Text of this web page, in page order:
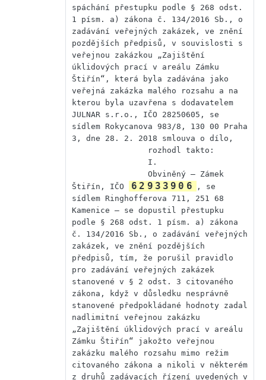
spáchání přestupku podle § 268 odst.
1 písm. a) zákona č. 134/2016 Sb., o
zadávání veřejných zakázek, ve znění
pozdějších předpisů, v souvislosti s
veřejnou zakázkou „Zajištění
úklidových prací v areálu Zámku
Štiřín“, která byla zadávána jako
veřejná zakázka malého rozsahu a na
kterou byla uzavřena s dodavatelem
JULNAR s.r.o., IČO 28250605, se
sídlem Rokycanova 983/8, 130 00 Praha
3, dne 28. 2. 2018 smlouva o dílo,
Štiřín, IČO
62933906
, se
sídlem Ringhofferova 711, 251 68
Kamenice – se dopustil přestupku
podle § 268 odst. 1 písm. a) zákona
č. 134/2016 Sb., o zadávání veřejných
zakázek, ve znění pozdějších
předpisů, tím, že porušil pravidlo
pro zadávání veřejných zakázek
stanovené v § 2 odst. 3 citovaného
zákona, když v důsledku nesprávně
stanovené předpokládané hodnoty zadal
nadlimitní veřejnou zakázku
„Zajištění úklidových prací v areálu
Zámku Štiřín“ jakožto veřejnou
zakázku malého rozsahu mimo režim
citovaného zákona a nikoli v některém
z druhů zadávacích řízení uvedených v